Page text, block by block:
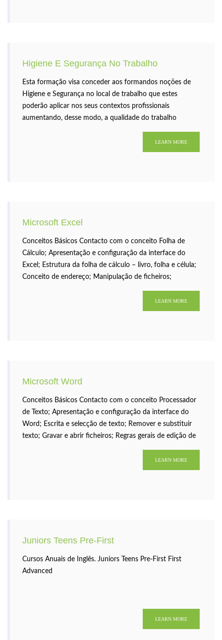
Higiene E Segurança No Trabalho
Esta formação visa conceder aos formandos noções de
Higiene e Segurança no local de trabalho que estes
poderão aplicar nos seus contextos profissionais
aumentando, desse modo, a qualidade do trabalho
LEARN MORE
Microsoft Excel
Conceitos Básicos Contacto com o conceito Folha de
Cálculo; Apresentação e configuração da interface do
Excel; Estrutura da folha de cálculo – livro, folha e célula;
Conceito de endereço; Manipulação de ficheiros;
LEARN MORE
Microsoft Word
Conceitos Básicos Contacto com o conceito Processador
de Texto; Apresentação e configuração da interface do
Word; Escrita e selecção de texto; Remover e substituir
texto; Gravar e abrir ficheiros; Regras gerais de edição de
visualização e edição de documentos; Desfazer e Repetir;
LEARN MORE
Juniors Teens Pre-First
Cursos Anuais de Inglês. Juniors Teens Pre-First First
Advanced
LEARN MORE